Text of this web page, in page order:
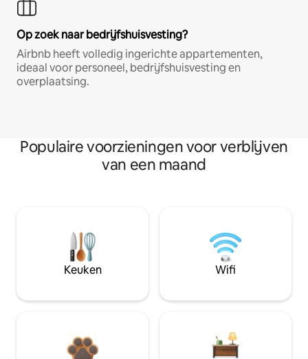
Op zoek naar bedrijfshuisvesting?
Airbnb heeft volledig ingerichte appartementen,
ideaal voor personeel, bedrijfshuisvesting en
overplaatsing.
Populaire voorzieningen voor verblijven
van een maand
Keuken Wifi